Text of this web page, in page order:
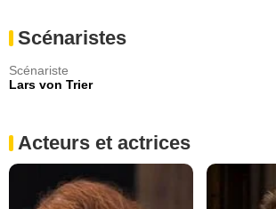
Scénaristes
Scénariste
Lars von Trier
Acteurs et actrices